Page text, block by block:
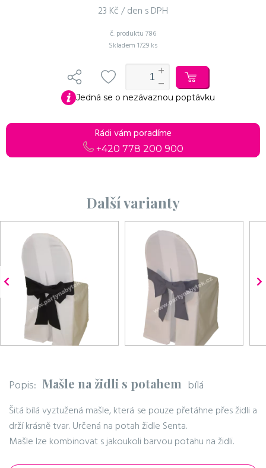
23 Kč / den s DPH
č. produktu 786
Skladem 1729 ks
Jedná se o nezávaznou poptávku
Rádi vám poradíme
+420 778 200 900
Další varianty
Popis: Mašle na židli s potahem bílá
Šitá bílá vyztužená mašle, která se pouze přetáhne přes židli a
drží krásně tvar. Určená na potah židle Senta.
Mašle lze kombinovat s jakoukoli barvou potahu na židli.
Pokračovat v objednávce